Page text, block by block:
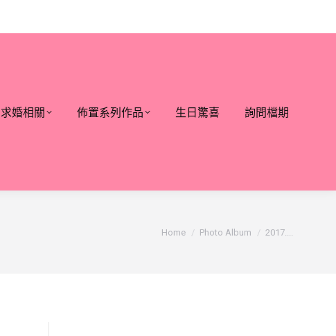
求婚相關 佈置系列作品 生日驚喜 詢問檔期
You are here:
Home Photo Album 2017....